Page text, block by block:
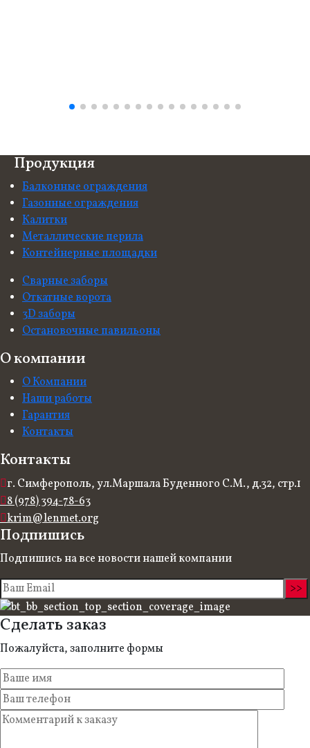
Продукция
Балконные ограждения
Газонные ограждения
Калитки
Металлические перила
Контейнерные площадки
Сварные заборы
Откатные ворота
3D заборы
Остановочные павильоны
О компании
О Компании
Наши работы
Гарантия
Контакты
Контакты
г. Симферополь, ул.Маршала Буденного С.М., д.32, стр.1
8 (978) 394-78-63
krim@lenmet.org
Подпишись
Подпишись на все новости нашей компании
Сделать заказ
Пожалуйста, заполните формы